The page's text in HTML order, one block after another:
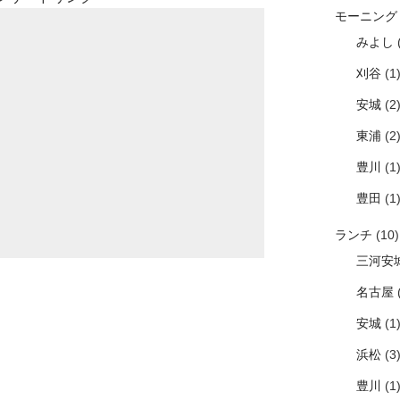
モーニング
みよし
刈谷(1)
安城(2)
東浦 (2)
豊川 (1)
豊田 (1)
ランチ (10)
三河安
名古屋
安城(1)
浜松(3)
豊川 (1)